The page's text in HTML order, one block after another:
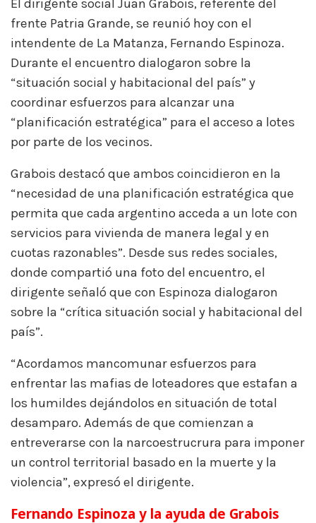
El dirigente social Juan Grabois, referente del
frente Patria Grande, se reunió hoy con el
intendente de La Matanza, Fernando Espinoza.
Durante el encuentro dialogaron sobre la
“situación social y habitacional del país” y
coordinar esfuerzos para alcanzar una
“planificación estratégica” para el acceso a lotes
por parte de los vecinos.
Grabois destacó que ambos coincidieron en la
“necesidad de una planificación estratégica que
permita que cada argentino acceda a un lote con
servicios para vivienda de manera legal y en
cuotas razonables”. Desde sus redes sociales,
donde compartió una foto del encuentro, el
dirigente señaló que con Espinoza dialogaron
sobre la “crítica situación social y habitacional del
país”.
“Acordamos mancomunar esfuerzos para
enfrentar las mafias de loteadores que estafan a
los humildes dejándolos en situación de total
desamparo. Además de que comienzan a
entreverarse con la narcoestrucrura para imponer
un control territorial basado en la muerte y la
violencia”, expresó el dirigente.
Fernando Espinoza y la ayuda de Grabois